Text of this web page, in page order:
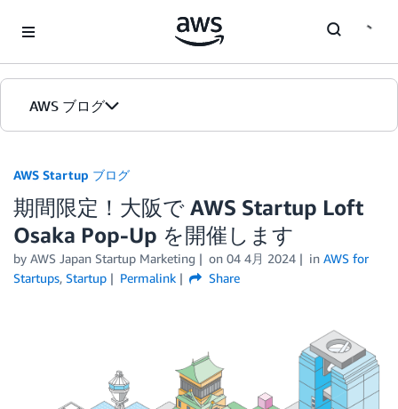
AWS ブログ
カテゴリ
エディション
AWS Startup ブログ
期間限定！大阪で AWS Startup Loft
Osaka Pop-Up を開催します
by AWS Japan Startup Marketing on 04 4月 2024 in AWS for
Startups, Startup Permalink Share